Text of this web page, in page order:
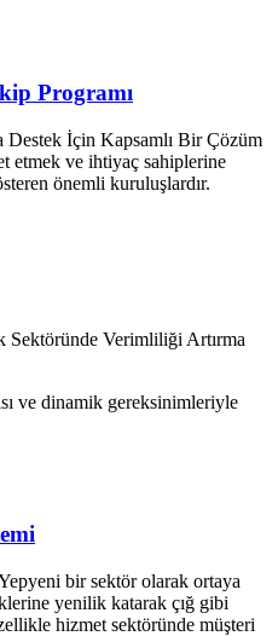
Programı
Destek İçin Kapsamlı Bir Çözüm
etmek ve ihtiyaç sahiplerine
önemli kuruluşlardır.
Sektöründe Verimliliği Artırma
ve dinamik gereksinimleriyle
bir sektör olarak ortaya
yenilik katarak çığ gibi
hizmet sektöründe müşteri